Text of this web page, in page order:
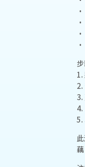
1.
2.
3.
4.
5.